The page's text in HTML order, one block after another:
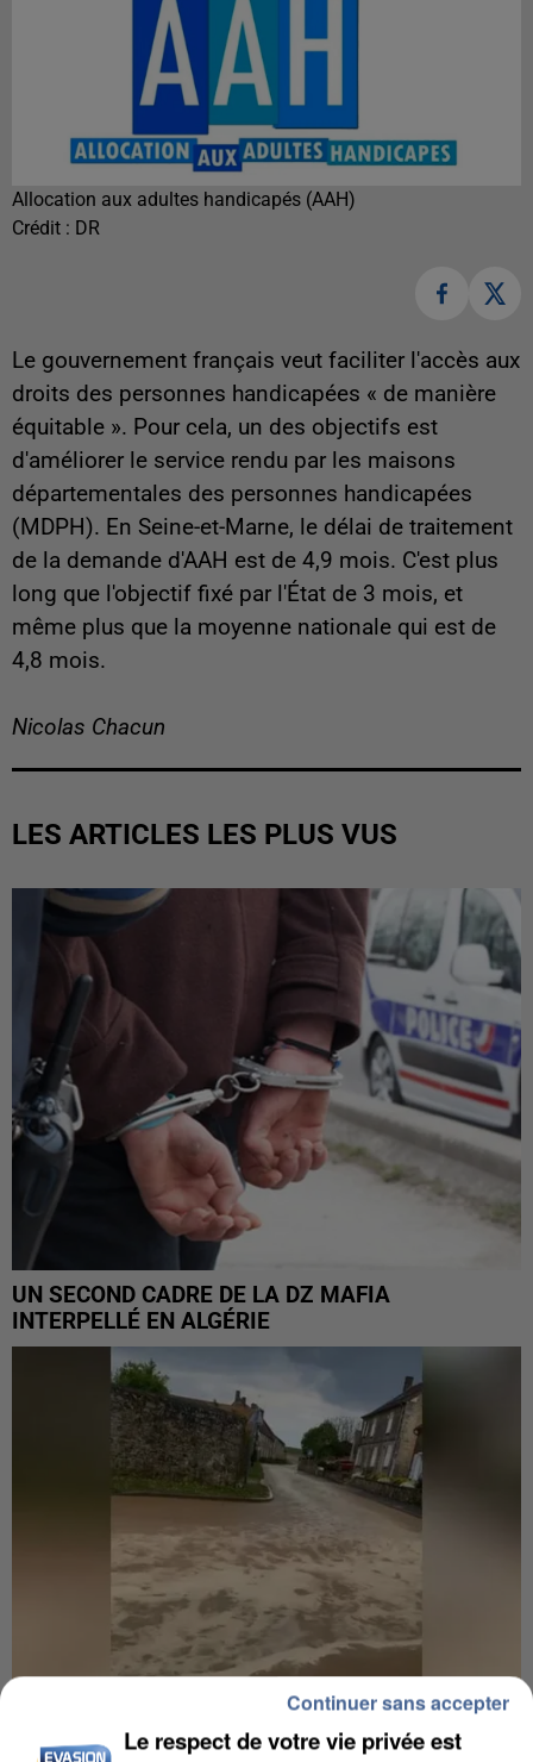
Allocation aux adultes handicapés (AAH)
Crédit : DR
Le gouvernement français veut faciliter l'accès aux
droits des personnes handicapées « de manière
équitable ». Pour cela, un des objectifs est
d'améliorer le service rendu par les maisons
départementales des personnes handicapées
(MDPH). En Seine-et-Marne, le délai de traitement
de la demande d'AAH est de 4,9 mois. C'est plus
long que l'objectif fixé par l'État de 3 mois, et
même plus que la moyenne nationale qui est de
4,8 mois.
Nicolas Chacun
LES ARTICLES LES PLUS VUS
UN SECOND CADRE DE LA DZ MAFIA
INTERPELLÉ EN ALGÉRIE
UNE TOURISTE DE L’OISE EMPORTÉE PAR UNE
Le respect de votre vie privée est
Continuer sans accepter